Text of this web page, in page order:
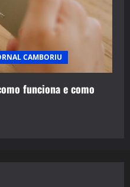
CAMBORIU
funciona e como